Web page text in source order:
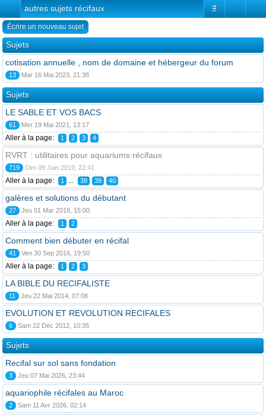
#
autres sujets récifaux
Écrire un nouveau sujet
Sujets
cotisation annuelle , nom de domaine et hébergeur du forum
13 Mar 16 Mai 2023, 21:38
Sujets
LE SABLE ET VOS BACS
61 Mer 19 Mai 2021, 13:17
Aller à la page: 1 2 3 4
RVRT : utilitaires pour aquariums récifaux
719 Dim 09 Juin 2019, 22:41
Aller à la page: 1 ... 38 39 40
galères et solutions du débutant
27 Jeu 01 Mar 2018, 15:00
Aller à la page: 1 2
Comment bien débuter en récifal
41 Ven 30 Sep 2016, 19:50
Aller à la page: 1 2 3
LA BIBLE DU RECIFALISTE
11 Jeu 22 Mai 2014, 07:08
EVOLUTION ET REVOLUTION RECIFALES
6 Sam 22 Déc 2012, 10:35
Sujets
Recifal sur sol sans fondation
3 Jeu 07 Mai 2026, 23:44
aquariophile récifales au Maroc
2 Sam 11 Avr 2026, 02:14